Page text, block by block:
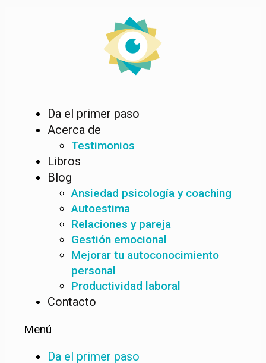
Da el primer paso
Acerca de
Testimonios
Libros
Blog
Ansiedad psicología y coaching
Autoestima
Relaciones y pareja
Gestión emocional
Mejorar tu autoconocimiento
personal
Productividad laboral
Contacto
Menú
Da el primer paso